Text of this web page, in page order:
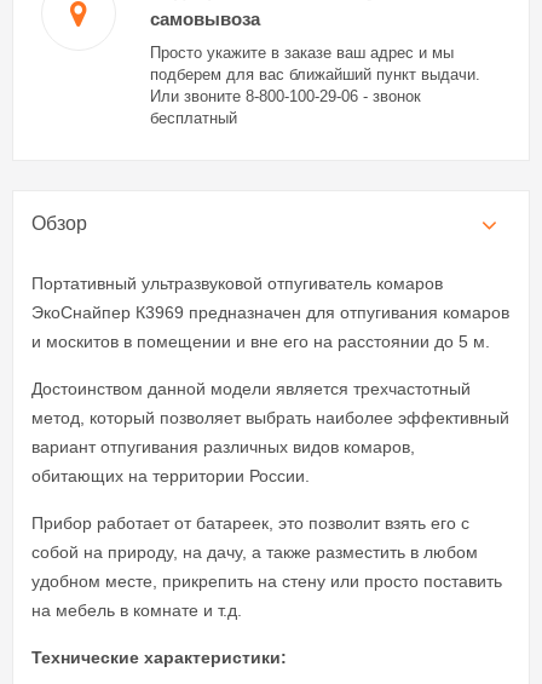
самовывоза
Просто укажите в заказе ваш адрес и мы
подберем для вас ближайший пункт выдачи.
Или звоните 8-800-100-29-06 - звонок
бесплатный
Обзор
Портативный ультразвуковой отпугиватель комаров
ЭкоСнайпер К3969 предназначен для отпугивания комаров
и москитов в помещении и вне его на расстоянии до 5 м.
Достоинством данной модели является трехчастотный
метод, который позволяет выбрать наиболее эффективный
вариант отпугивания различных видов комаров,
обитающих на территории России.
Прибор работает от батареек, это позволит взять его с
собой на природу, на дачу, а также разместить в любом
удобном месте, прикрепить на стену или просто поставить
на мебель в комнате и т.д.
Технические характеристики: